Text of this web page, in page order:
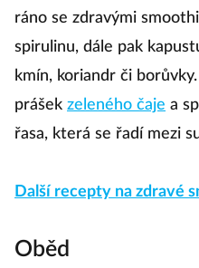
ráno se zdravými
spirulinu, dále pak
kmín, koriandr či
prášek zeleného čaje a
řasa, která se řadí mezi
Další recepty na zdravé
Oběd